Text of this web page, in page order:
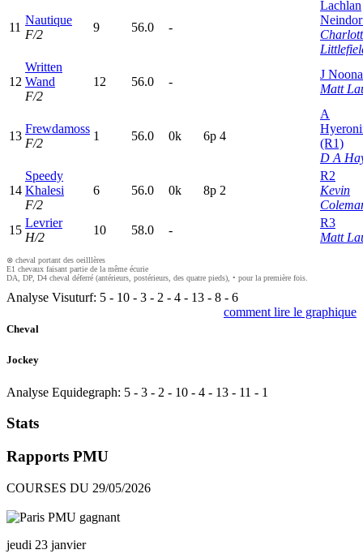
11
Nautique
F/2
9 56.0 -
Lachlan
12
Written
Wand
F/2
12 56.0 -
J
Matt
13
Frewdamoss
F/2
1 56.0 0k 6p 4
A
(R1)
D A
14
Speedy
Khalesi
F/2
6 56.0 0k 8p 2
R2
Kevin
15
Levrier
H/2
10 58.0 -
R3
Matt
⊗ cheval portant des oeilllères
E1 chevaux faisant partie de la même écurie
DA, DP, D4 cheval déferré (antérieurs, postérieurs, des quatre pieds), • pour la première fois.
Analyse Visuturf: 5 - 10 - 3 - 2 - 4 - 13 - 8 - 6
comment lire le graphique
Cheval
Jockey
Analyse Equidegraph: 5 - 3 - 2 - 10 - 4 - 13 - 11 - 1
Stats
Rapports PMU
COURSES DU 29/05/2026
jeudi 23 janvier